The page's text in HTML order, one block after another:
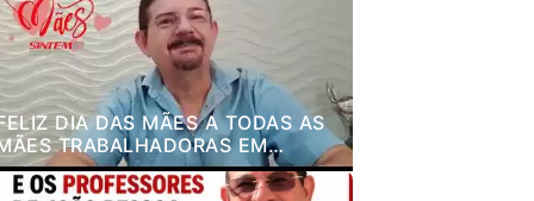
DIA DAS MÃES A TODAS AS
TRABALHADORAS EM
EDUCAÇÃO DE JOÃO PESSOA.